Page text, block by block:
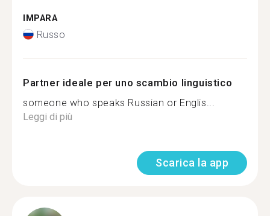
IMPARA
Russo
Partner ideale per uno scambio linguistico
someone who speaks Russian or Englis...
Leggi di più
Scarica la app